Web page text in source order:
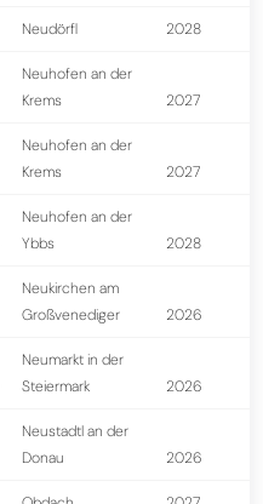
Neudörfl 2028
Neuhofen an der
Krems
2027
Neuhofen an der
Krems
2027
Neuhofen an der
Ybbs
2028
Neukirchen am
Großvenediger
2026
Neumarkt in der
Steiermark
2026
Neustadtl an der
Donau
2026